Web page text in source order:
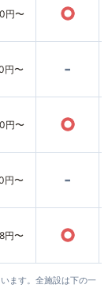
円〜 ○
円〜 -
円〜 ○
円〜 -
円〜 ○
ます。全施設は下の一